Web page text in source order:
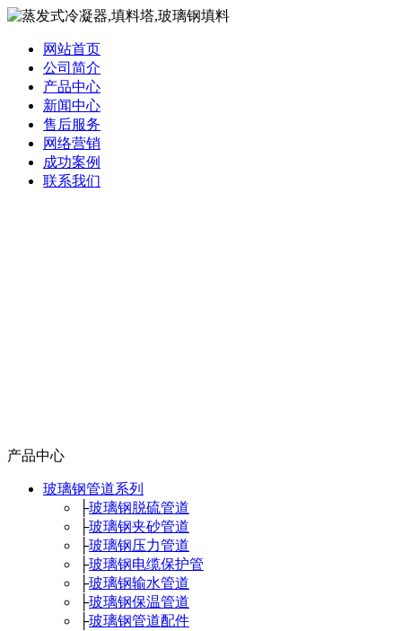
网站首页
公司简介
产品中心
新闻中心
售后服务
网络营销
成功案例
联系我们
产品中心
玻璃钢管道系列
├玻璃钢脱硫管道
├玻璃钢夹砂管道
├玻璃钢压力管道
├玻璃钢电缆保护管
├玻璃钢输水管道
├玻璃钢保温管道
├玻璃钢管道配件